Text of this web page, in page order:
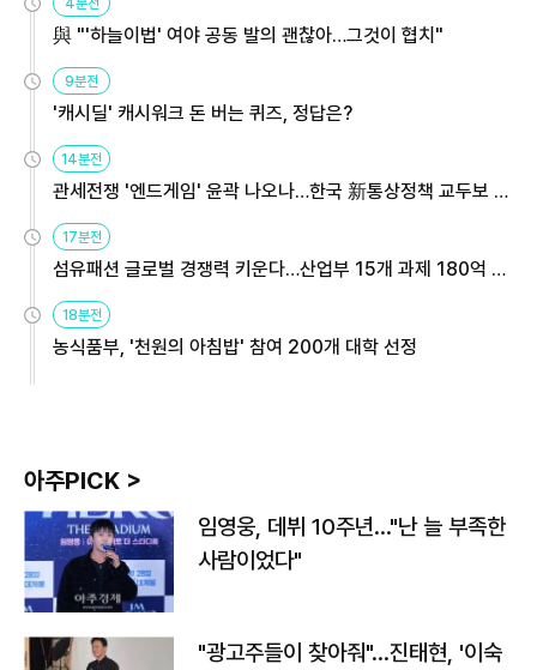
4분전
與 "'하늘이법' 여야 공동 발의 괜찮아…그것이 협치"
9분전
'캐시딜' 캐시워크 돈 버는 퀴즈, 정답은?
14분전
관세전쟁 '엔드게임' 윤곽 나오나…한국 新통상정책 교두보 활
용해야
17분전
섬유패션 글로벌 경쟁력 키운다…산업부 15개 과제 180억 지
원
18분전
농식품부, '천원의 아침밥' 참여 200개 대학 선정
아주PICK >
임영웅, 데뷔 10주년…"난 늘 부족한
사람이었다"
"광고주들이 찾아줘"…진태현, '이숙